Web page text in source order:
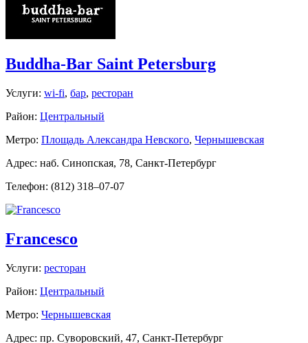
Buddha-Bar Saint Petersburg
Услуги: wi-fi, бар, ресторан
Район: Центральный
Метро: Площадь Александра Невского, Чернышевская
Адрес: наб. Синопская, 78, Санкт-Петербург
Телефон: (812) 318–07-07
Francesco
Услуги: ресторан
Район: Центральный
Метро: Чернышевская
Адрес: пр. Суворовский, 47, Санкт-Петербург